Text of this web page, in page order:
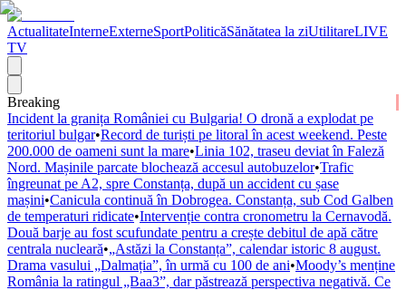
ActualitateInterneExterneSportPoliticăSănătatea la ziUtilitareLIVE
TV
Breaking
Incident la granița României cu Bulgaria! O dronă a explodat pe
teritoriul bulgar•Record de turiști pe litoral în acest weekend. Peste
200.000 de oameni sunt la mare•Linia 102, traseu deviat în Faleză
Nord. Mașinile parcate blochează accesul autobuzelor•Trafic
îngreunat pe A2, spre Constanța, după un accident cu șase
mașini•Canicula continuă în Dobrogea. Constanța, sub Cod Galben
de temperaturi ridicate•Intervenție contra cronometru la Cernavodă.
Două barje au fost scufundate pentru a crește debitul de apă către
centrala nucleară•„Astăzi la Constanța”, calendar istoric 8 august.
Drama vasului „Dalmația”, în urmă cu 100 de ani•Moody’s menține
România la ratingul „Baa3”, dar păstrează perspectiva negativă. Ce